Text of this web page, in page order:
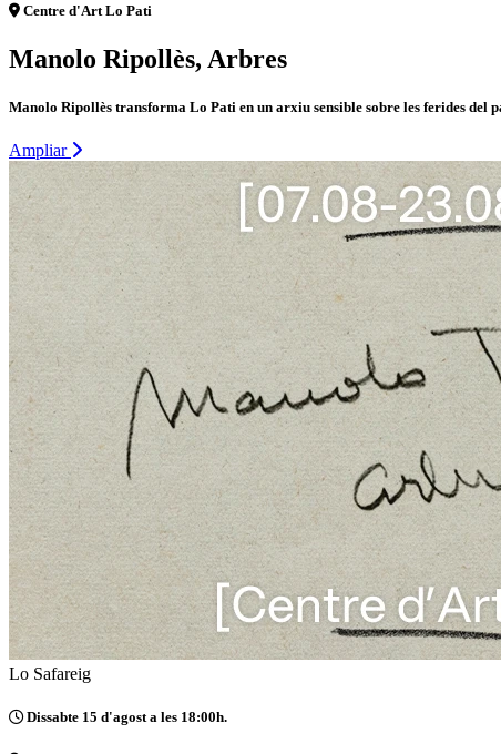
Centre d'Art Lo Pati
Manolo Ripollès, Arbres
Manolo Ripollès transforma Lo Pati en un arxiu sensible sobre les ferides del
Ampliar
Lo Safareig
Dissabte 15 d'agost a les 18:00h.